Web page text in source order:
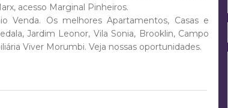
acesso Marginal Pinheiros.
Venda. Os melhores Apartamentos, Casas e
Jardim Leonor, Vila Sonia, Brooklin, Campo
Viver Morumbi. Veja nossas oportunidades.